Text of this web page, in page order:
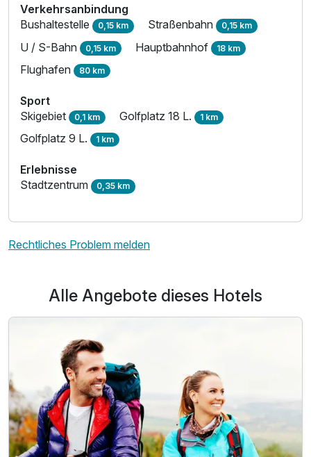
Verkehrsanbindung
Bushaltestelle 0,15 km Straßenbahn 0,15 km
U / S-Bahn 0,15 km Hauptbahnhof 18 km
Flughafen 80 km
Sport
Skigebiet 0,1 km Golfplatz 18 L. 1 km
Golfplatz 9 L. 1 km
Erlebnisse
Stadtzentrum 0,35 km
Rechtliches Problem melden
Alle Angebote dieses Hotels